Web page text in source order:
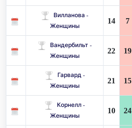
Вилланова -
Женщины
14 7
Вандербильт -
Женщины
22 19
Гарвард -
Женщины
21 15
Корнелл -
Женщины
10 24